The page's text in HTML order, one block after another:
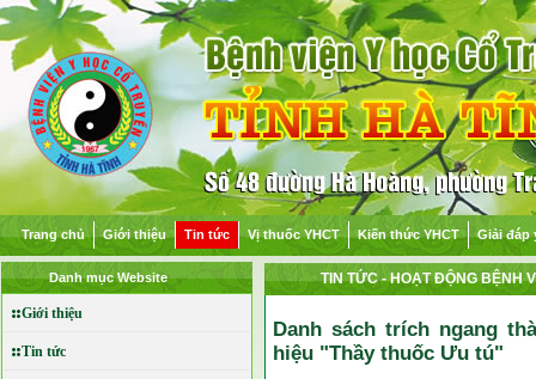
Trang chủ Giới thiệu Tin tức Vị thuốc YHCT Kiến thức YHCT Giải đáp
Danh mục Website
Giới thiệu
Tin tức
TIN TỨC- HOẠT ĐỘNG BỆNH
Danh sách trích ngang
hiệu "Thầy thuốc Ưu tú"